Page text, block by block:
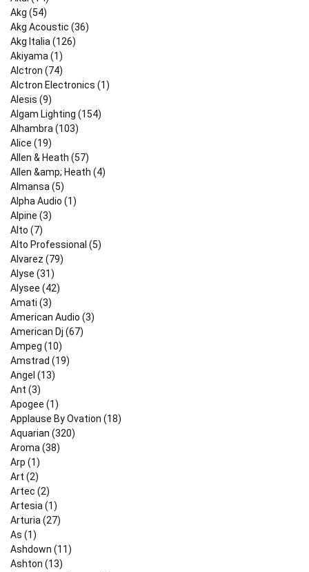
Akg (54)
Akg Acoustic (36)
Akg Italia (126)
Akiyama (1)
Alctron (74)
Alctron Electronics (1)
Alesis (9)
Algam Lighting (154)
Alhambra (103)
Alice (19)
Allen & Heath (57)
Allen &amp; Heath (4)
Almansa (5)
Alpha Audio (1)
Alpine (3)
Alto (7)
Alto Professional (5)
Alvarez (79)
Alyse (31)
Alysee (42)
Amati (3)
American Audio (3)
American Dj (67)
Ampeg (10)
Amstrad (19)
Angel (13)
Ant (3)
Apogee (1)
Applause By Ovation (18)
Aquarian (320)
Aroma (38)
Arp (1)
Art (2)
Artec (2)
Artesia (1)
Arturia (27)
As (1)
Ashdown (11)
Ashton (13)